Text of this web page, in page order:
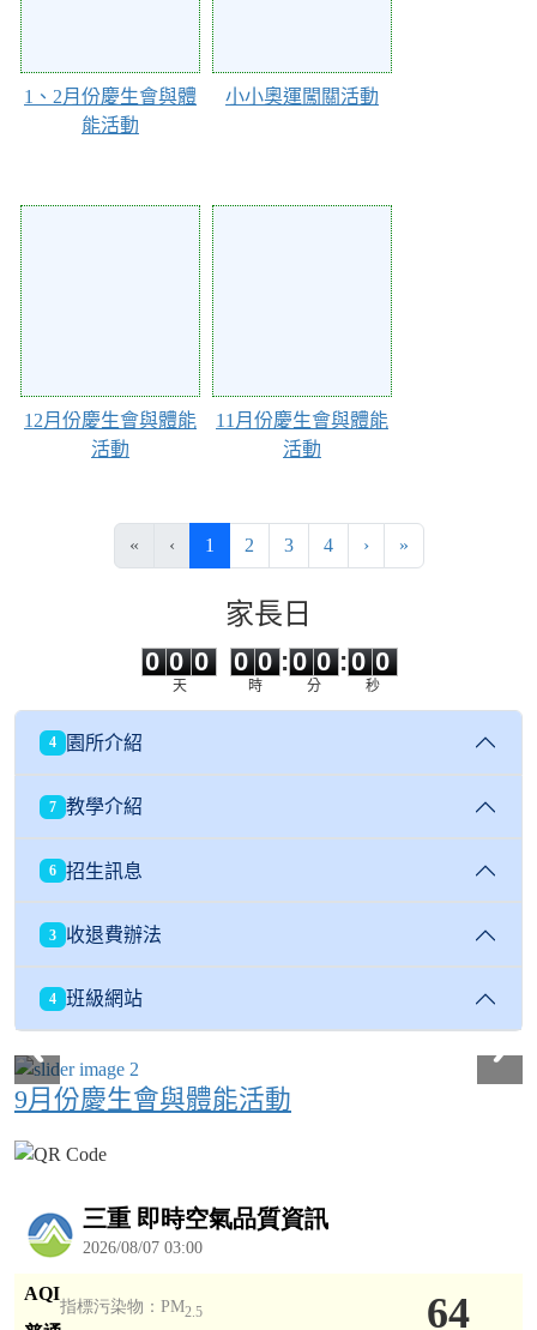
1、2月份慶生會與體
能活動
小小奧運闖關活動
12月份慶生會與體能
活動
11月份慶生會與體能
活動
« ‹ 1 (目前頁次)
2 3 4 ›下一頁
»最後頁
家長日
0 0 0
天
0
0
0
0
時
:
0
0 0
分
:0 0
秒
4 園所介紹
7 教學介紹
6 招生訊息
3 收退費辦法
4 班級網站
9月份慶生會與體能活動